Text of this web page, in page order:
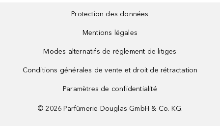
Protection des données
Mentions légales
Modes alternatifs de règlement de litiges
Conditions générales de vente et droit de rétractation
Paramètres de confidentialité
© 2026 Parfümerie Douglas GmbH & Co. KG.